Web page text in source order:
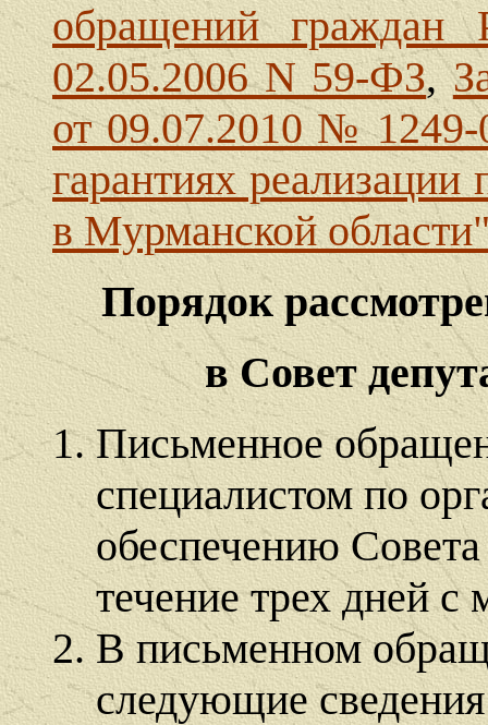
обращений граждан
02.05.2006 N 59-ФЗ,
от 09.07.2010 №
гарантиях
в Мурманской
Порядок
в Совет
Письменное
специалистом по
обеспечению
течение трех дней с
В письменном
следующие